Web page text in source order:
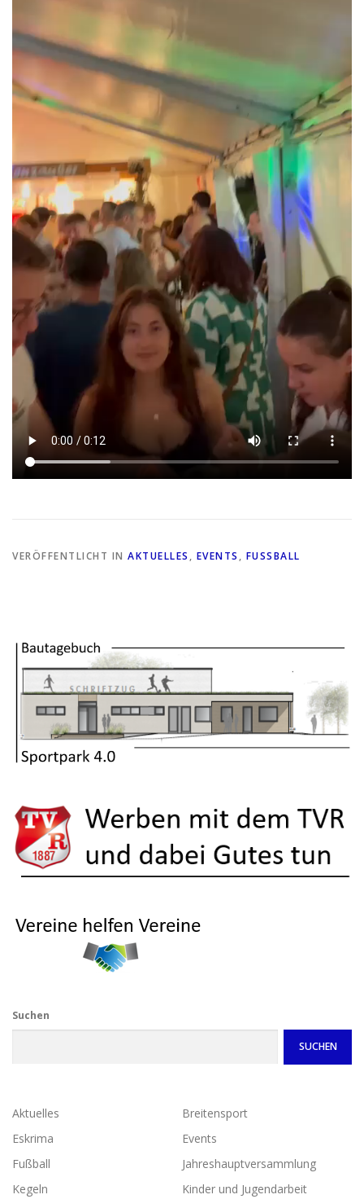
VERÖFFENTLICHT IN AKTUELLES , EVENTS , FUSSBALL
Suchen
SUCHEN
Aktuelles
Breitensport
Eskrima
Events
Fußball
Jahreshauptversammlung
Kegeln
Kinder und Jugendarbeit